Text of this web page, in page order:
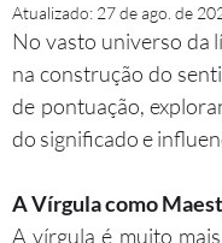
Atualizado: 27 de ago. de
No vasto universo da
na construção do
de pontuação,
do significado e
A Vírgula como
A vírgula é muito